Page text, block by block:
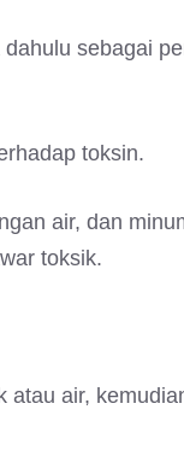
sebagai
toksin.
air, dan
toksik.
atau air,